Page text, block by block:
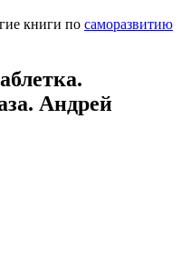
книги по саморазвитию
Андрей